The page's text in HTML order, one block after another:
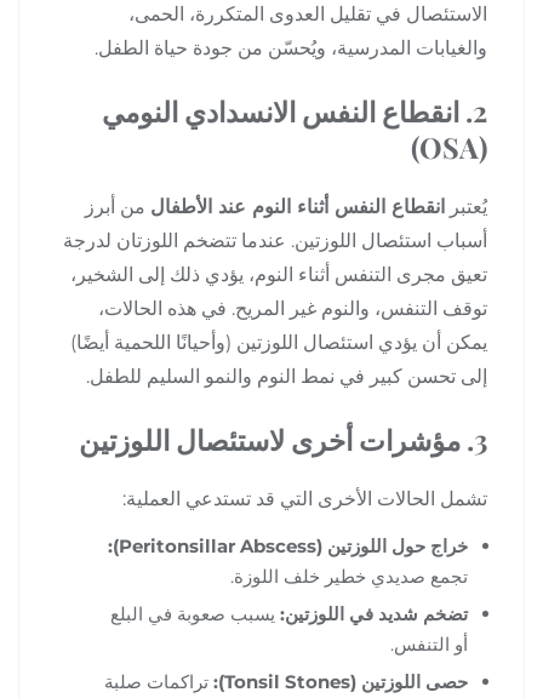
الاستئصال في تقليل العدوى المتكررة، الحمى،
والغيابات المدرسية، ويُحسّن من جودة حياة الطفل.
2. انقطاع النفس الانسدادي النومي
(OSA)
يُعتبر انقطاع النفس أثناء النوم عند الأطفال من أبرز
أسباب استئصال اللوزتين. عندما تتضخم اللوزتان لدرجة
تعيق مجرى التنفس أثناء النوم، يؤدي ذلك إلى الشخير،
توقف التنفس، والنوم غير المريح. في هذه الحالات،
يمكن أن يؤدي استئصال اللوزتين (وأحيانًا اللحمية أيضًا)
إلى تحسن كبير في نمط النوم والنمو السليم للطفل.
3. مؤشرات أخرى لاستئصال اللوزتين
تشمل الحالات الأخرى التي قد تستدعي العملية:
خراج حول اللوزتين (Peritonsillar Abscess):
تجمع صديدي خطير خلف اللوزة.
تضخم شديد في اللوزتين: يسبب صعوبة في البلع
أو التنفس.
حصى اللوزتين (Tonsil Stones):
تراكمات صلبة